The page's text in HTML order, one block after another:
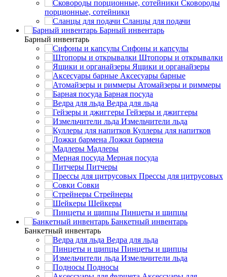
Сковороды
порционные, сотейники
Сланцы для подачи
Барный инвентарь
Барный инвентарь
Сифоны и капсулы
Штопоры и открывалки
Ящики и органайзеры
Аксесуары барные
Атомайзеры и риммеры
Барная посуда
Ведра для льда
Гейзеры и джиггеры
Измельчители льда
Куллеры для напитков
Ложки бармена
Мадлеры
Мерная посуда
Питчеры
Прессы для цитрусовых
Совки
Стрейнеры
Шейкеры
Пинцеты и щипцы
Банкетный инвентарь
Банкетный инвентарь
Ведра для льда
Пинцеты и щипцы
Измельчители льда
Подносы